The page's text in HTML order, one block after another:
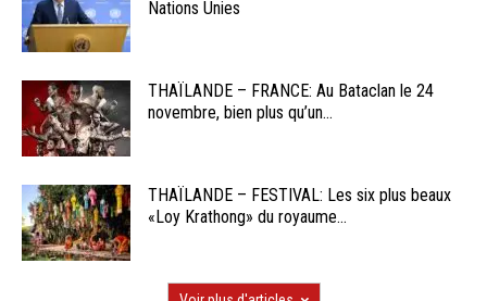
Nations Unies
THAÏLANDE – FRANCE: Au Bataclan le 24
novembre, bien plus qu’un...
THAÏLANDE – FESTIVAL: Les six plus beaux
«Loy Krathong» du royaume...